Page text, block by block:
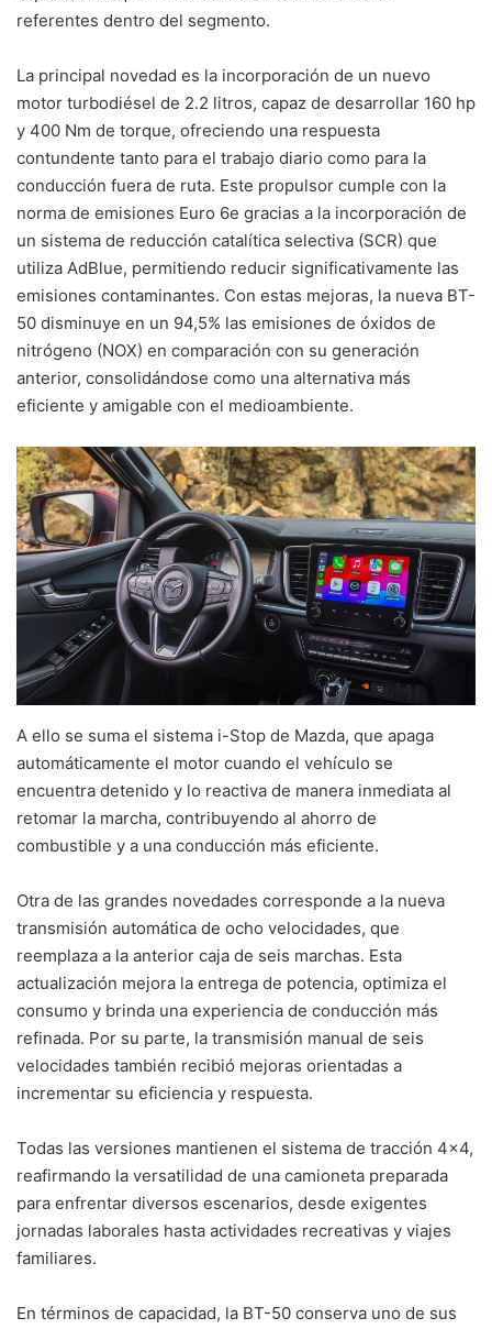
referentes dentro del segmento.
La principal novedad es la incorporación de un nuevo
motor turbodiésel de 2.2 litros, capaz de desarrollar 160 hp
y 400 Nm de torque, ofreciendo una respuesta
contundente tanto para el trabajo diario como para la
conducción fuera de ruta. Este propulsor cumple con la
norma de emisiones Euro 6e gracias a la incorporación de
un sistema de reducción catalítica selectiva (SCR) que
utiliza AdBlue, permitiendo reducir significativamente las
emisiones contaminantes. Con estas mejoras, la nueva BT-
50 disminuye en un 94,5% las emisiones de óxidos de
nitrógeno (NOX) en comparación con su generación
anterior, consolidándose como una alternativa más
eficiente y amigable con el medioambiente.
A ello se suma el sistema i-Stop de Mazda, que apaga
automáticamente el motor cuando el vehículo se
encuentra detenido y lo reactiva de manera inmediata al
retomar la marcha, contribuyendo al ahorro de
combustible y a una conducción más eficiente.
Otra de las grandes novedades corresponde a la nueva
transmisión automática de ocho velocidades, que
reemplaza a la anterior caja de seis marchas. Esta
actualización mejora la entrega de potencia, optimiza el
consumo y brinda una experiencia de conducción más
refinada. Por su parte, la transmisión manual de seis
velocidades también recibió mejoras orientadas a
incrementar su eficiencia y respuesta.
Todas las versiones mantienen el sistema de tracción 4×4,
reafirmando la versatilidad de una camioneta preparada
para enfrentar diversos escenarios, desde exigentes
jornadas laborales hasta actividades recreativas y viajes
familiares.
En términos de capacidad, la BT-50 conserva uno de sus